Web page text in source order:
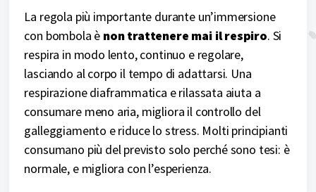
La regola più importante durante un’immersione
con bombola è non trattenere mai il respiro. Si
respira in modo lento, continuo e regolare,
lasciando al corpo il tempo di adattarsi. Una
respirazione diaframmatica e rilassata aiuta a
consumare meno aria, migliora il controllo del
galleggiamento e riduce lo stress. Molti principianti
consumano più del previsto solo perché sono tesi: è
normale, e migliora con l’esperienza.